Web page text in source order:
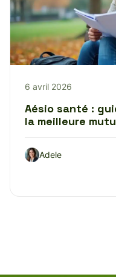
6 avril 2026
Aésio santé :
la meilleure
Adele